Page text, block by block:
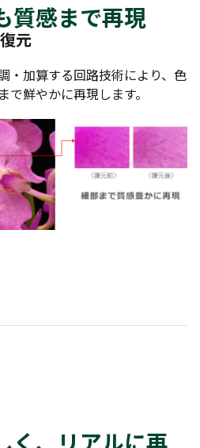
質感まで再現
元
・加算する回路技術により、色
鮮やかに再現します。